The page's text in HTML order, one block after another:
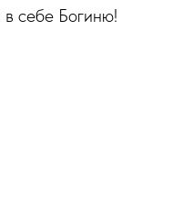
себе Богиню!